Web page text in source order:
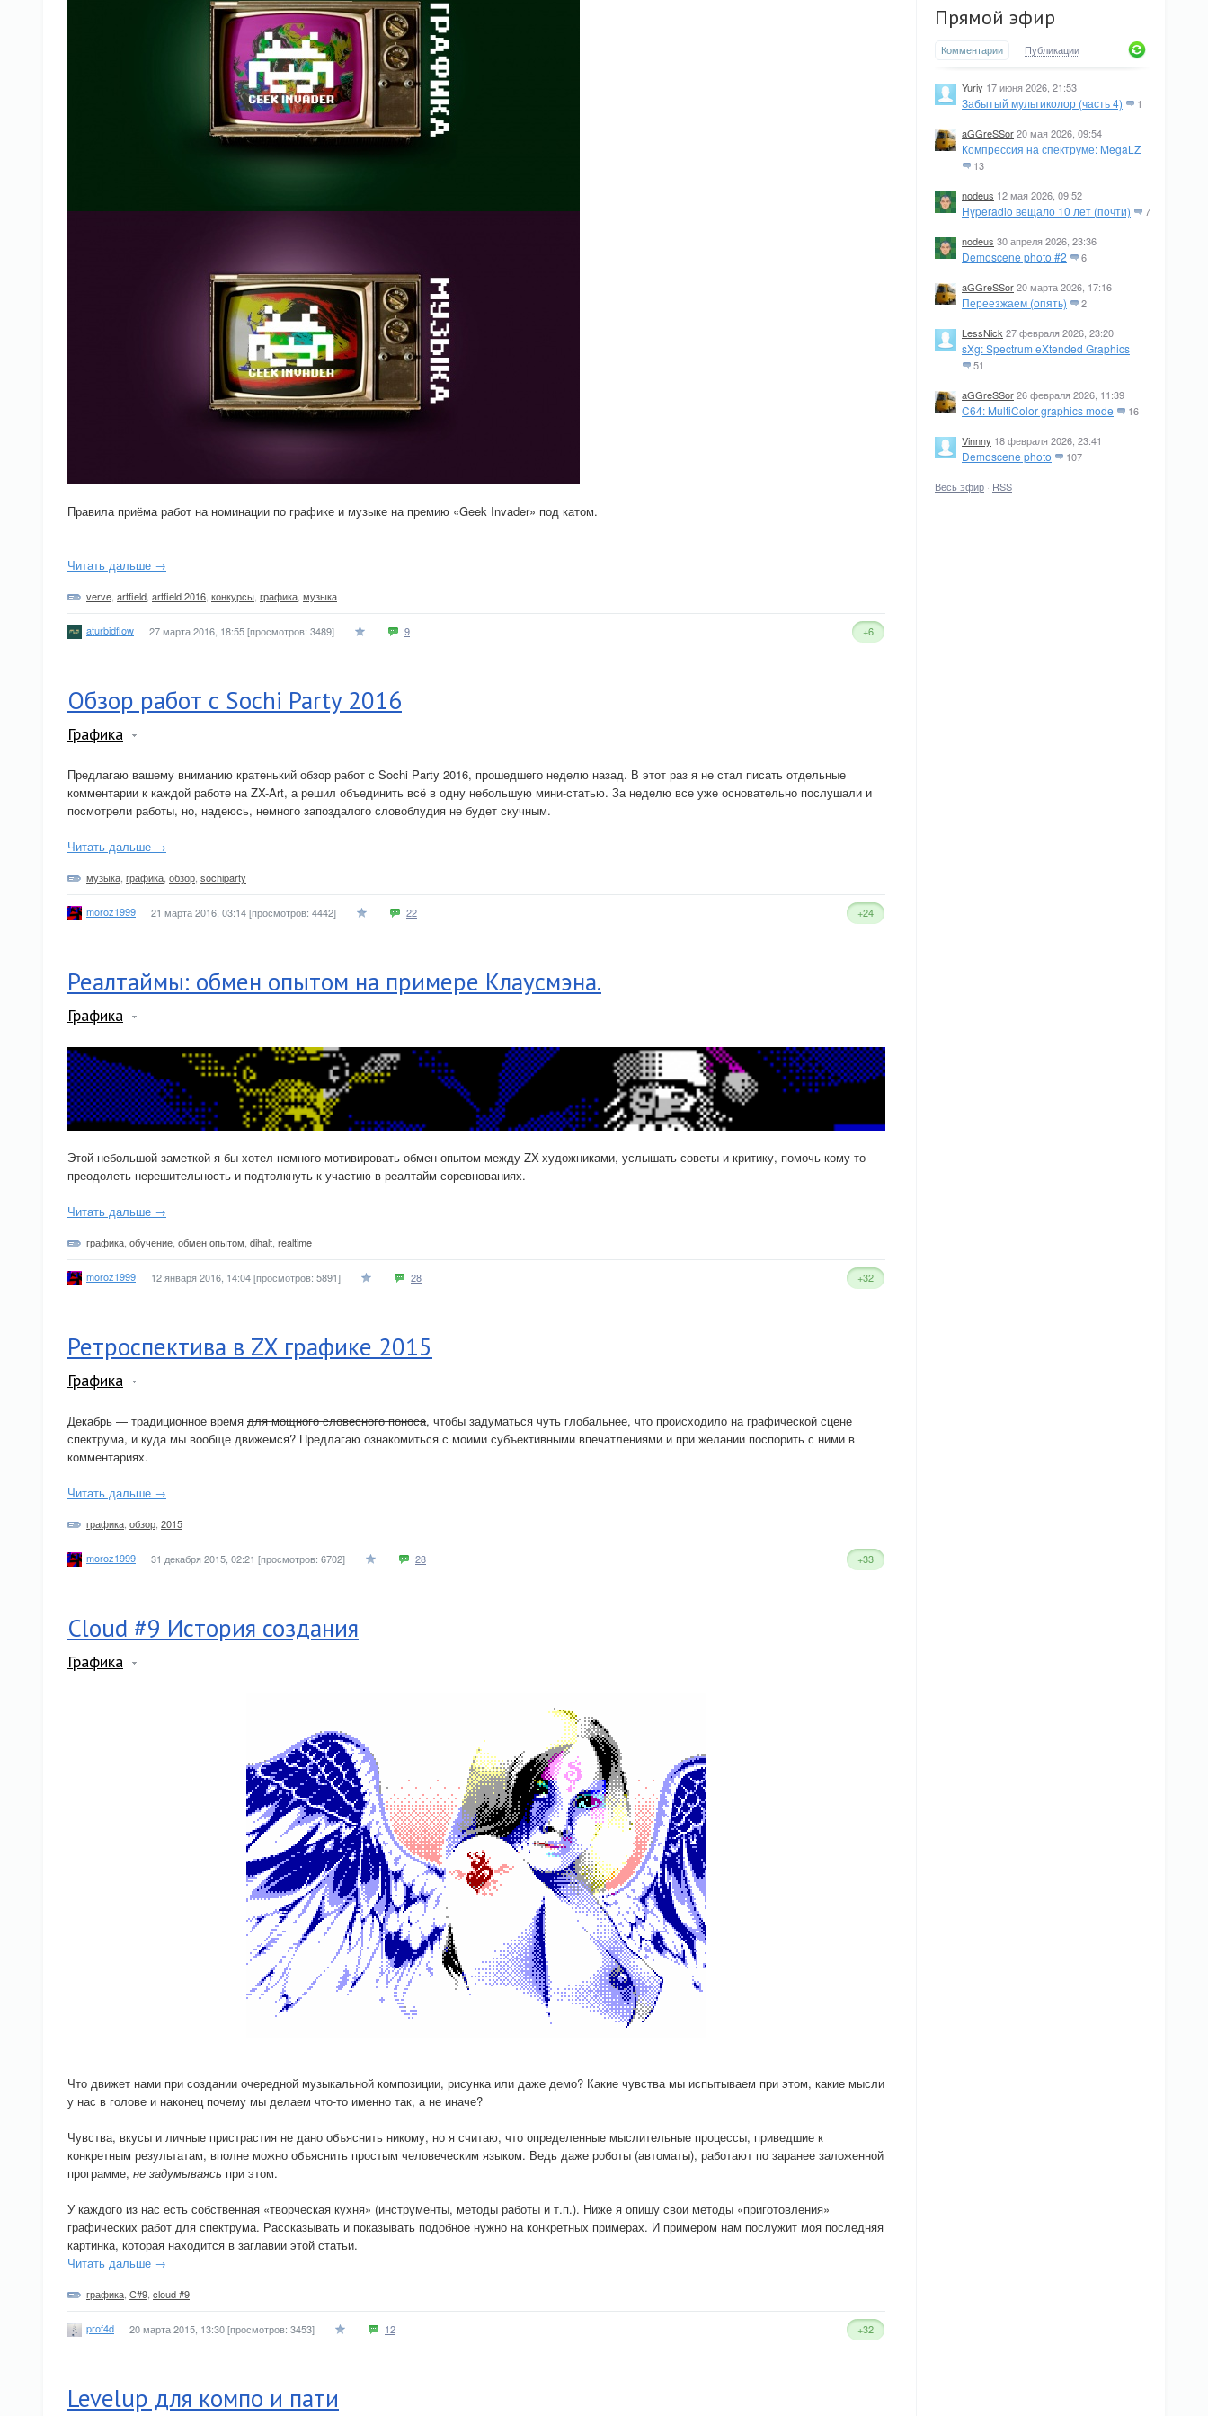
Прямой эфир
Комментарии Публикации
Yuriy 17 июня 2026, 21:53
Забытый мультиколор (часть 4) 1
aGGreSSor20 мая 2026, 09:54
Компрессия на спектруме: MegaLZ
13
nodeus 12 мая 2026, 09:52
Hyperadio вещало 10 лет (почти) 7
nodeus 30 апреля 2026, 23:36
Demoscene photo #2 6
aGGreSSor20 марта 2026, 17:16
Переезжаем (опять) 2
LessNick 27 февраля 2026, 23:20
sXg: Spectrum eXtended Graphics
51
aGGreSSor26 февраля 2026, 11:39
C64: MultiColor graphics mode 16
Vinnny 18 февраля 2026, 23:41
Demoscene photo 107
Весь эфир · RSS
Правила приёма работ на номинации по графике и музыке на премию «Geek Invader» под катом.
Читать дальше →
verve artfield artfield 2016 конкурсы графика музыка
aturbidflow 27 марта 2016, 18:55[просмотров: 3489] 9 +6
Обзор работ с Sochi Party 2016
Графика
Предлагаю вашему вниманию кратенький обзор работ с Sochi Party 2016, прошедшего неделю назад. В этот раз я не стал писать отдельные
комментарии к каждой работе на ZX-Art, а решил объединить всё в одну небольшую мини-статью. За неделю все уже основательно послушали и
посмотрели работы, но, надеюсь, немного запоздалого словоблудия не будет скучным.
Читать дальше →
музыка графика обзор sochiparty
moroz1999 21 марта 2016, 03:14[просмотров: 4442] 22 +24
Реалтаймы: обмен опытом на примере Клаусмэна.
Графика
Этой небольшой заметкой я бы хотел немного мотивировать обмен опытом между ZX-художниками, услышать советы и критику, помочь кому-то
преодолеть нерешительность и подтолкнуть к участию в реалтайм соревнованиях.
Читать дальше →
графика обучение обмен опытом dihalt realtime
moroz1999 12 января 2016, 14:04[просмотров: 5891] 28 +32
Ретроспектива в ZX графике 2015
Графика
Декабрь — традиционное время для мощного словесного поноса, чтобы задуматься чуть глобальнее, что происходило на графической сцене
спектрума, и куда мы вообще движемся? Предлагаю ознакомиться с моими субъективными впечатлениями и при желании поспорить с ними в
комментариях.
Читать дальше →
графика обзор 2015
moroz1999 31 декабря 2015, 02:21 [просмотров: 6702] 28 +33
Cloud #9 История создания
Графика
Что движет нами при создании очередной музыкальной композиции, рисунка или даже демо? Какие чувства мы испытываем при этом, какие мысли
у нас в голове и наконец почему мы делаем что-то именно так, а не иначе?
Чувства, вкусы и личные пристрастия не дано объяснить никому, но я считаю, что определенные мыслительные процессы, приведшие к
конкретным результатам, вполне можно объяснить простым человеческим языком. Ведь даже роботы (автоматы), работают по заранее заложенной
программе, не задумываясь при этом.
У каждого из нас есть собственная «творческая кухня» (инструменты, методы работы и т.п.). Ниже я опишу свои методы «приготовления»
графических работ для спектрума. Рассказывать и показывать подобное нужно на конкретных примерах. И примером нам послужит моя последняя
картинка, которая находится в заглавии этой статьи.
Читать дальше →
графика C#9 cloud #9
prof4d 20 марта 2015, 13:30[просмотров: 3453] 12 +32
Levelup для компо и пати